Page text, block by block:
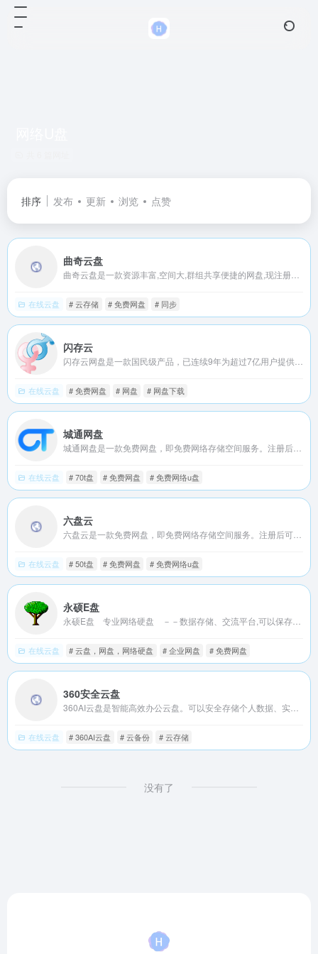
排序 发布 更新 浏览 点赞
曲奇云盘
在线云盘 # 云存储 # 免费网盘 # 同步
闪存云
在线云盘 # 免费网盘 # 网盘 # 网盘下载
城通网盘
在线云盘 # 70t盘 # 免费网盘 # 免费网络u盘
六盘云
在线云盘 # 50t盘 # 免费网盘 # 免费网络u盘
永硕E盘
在线云盘 # 云盘，网盘，网络硬盘 # 企业网盘 # 免费网盘
360安全云盘
在线云盘 # 360AI云盘 # 云备份 # 云存储
没有了